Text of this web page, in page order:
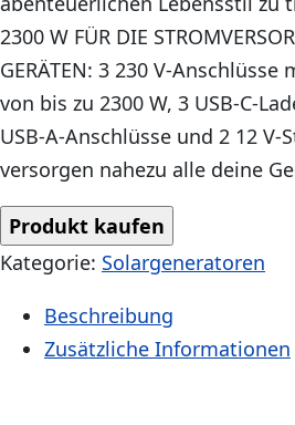
2300 W FÜR DIE
GERÄTEN: 3 230 V-
von bis zu 2300 W, 3 USB-C-
USB-A-Anschlüsse und 2 12 V-
versorgen nahezu alle deine
Produkt kaufen
Kategorie: Solargeneratoren
Beschreibung
Zusätzliche Informationen